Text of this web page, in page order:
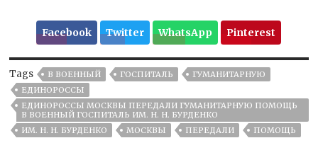
Facebook Twitter WhatsApp Pinterest
Tags В ВОЕННЫЙ ГОСПИТАЛЬ
ГУМАНИТАРНУЮ
ЕДИНОРОССЫ
ЕДИНОРОССЫ МОСКВЫ ПЕРЕДАЛИ ГУМАНИТАРНУЮ ПОМОЩЬ
В ВОЕННЫЙ ГОСПИТАЛЬ ИМ. Н. Н. БУРДЕНКО
ИМ. Н. Н. БУРДЕНКО
МОСКВЫ ПЕРЕДАЛИ ПОМОЩЬ